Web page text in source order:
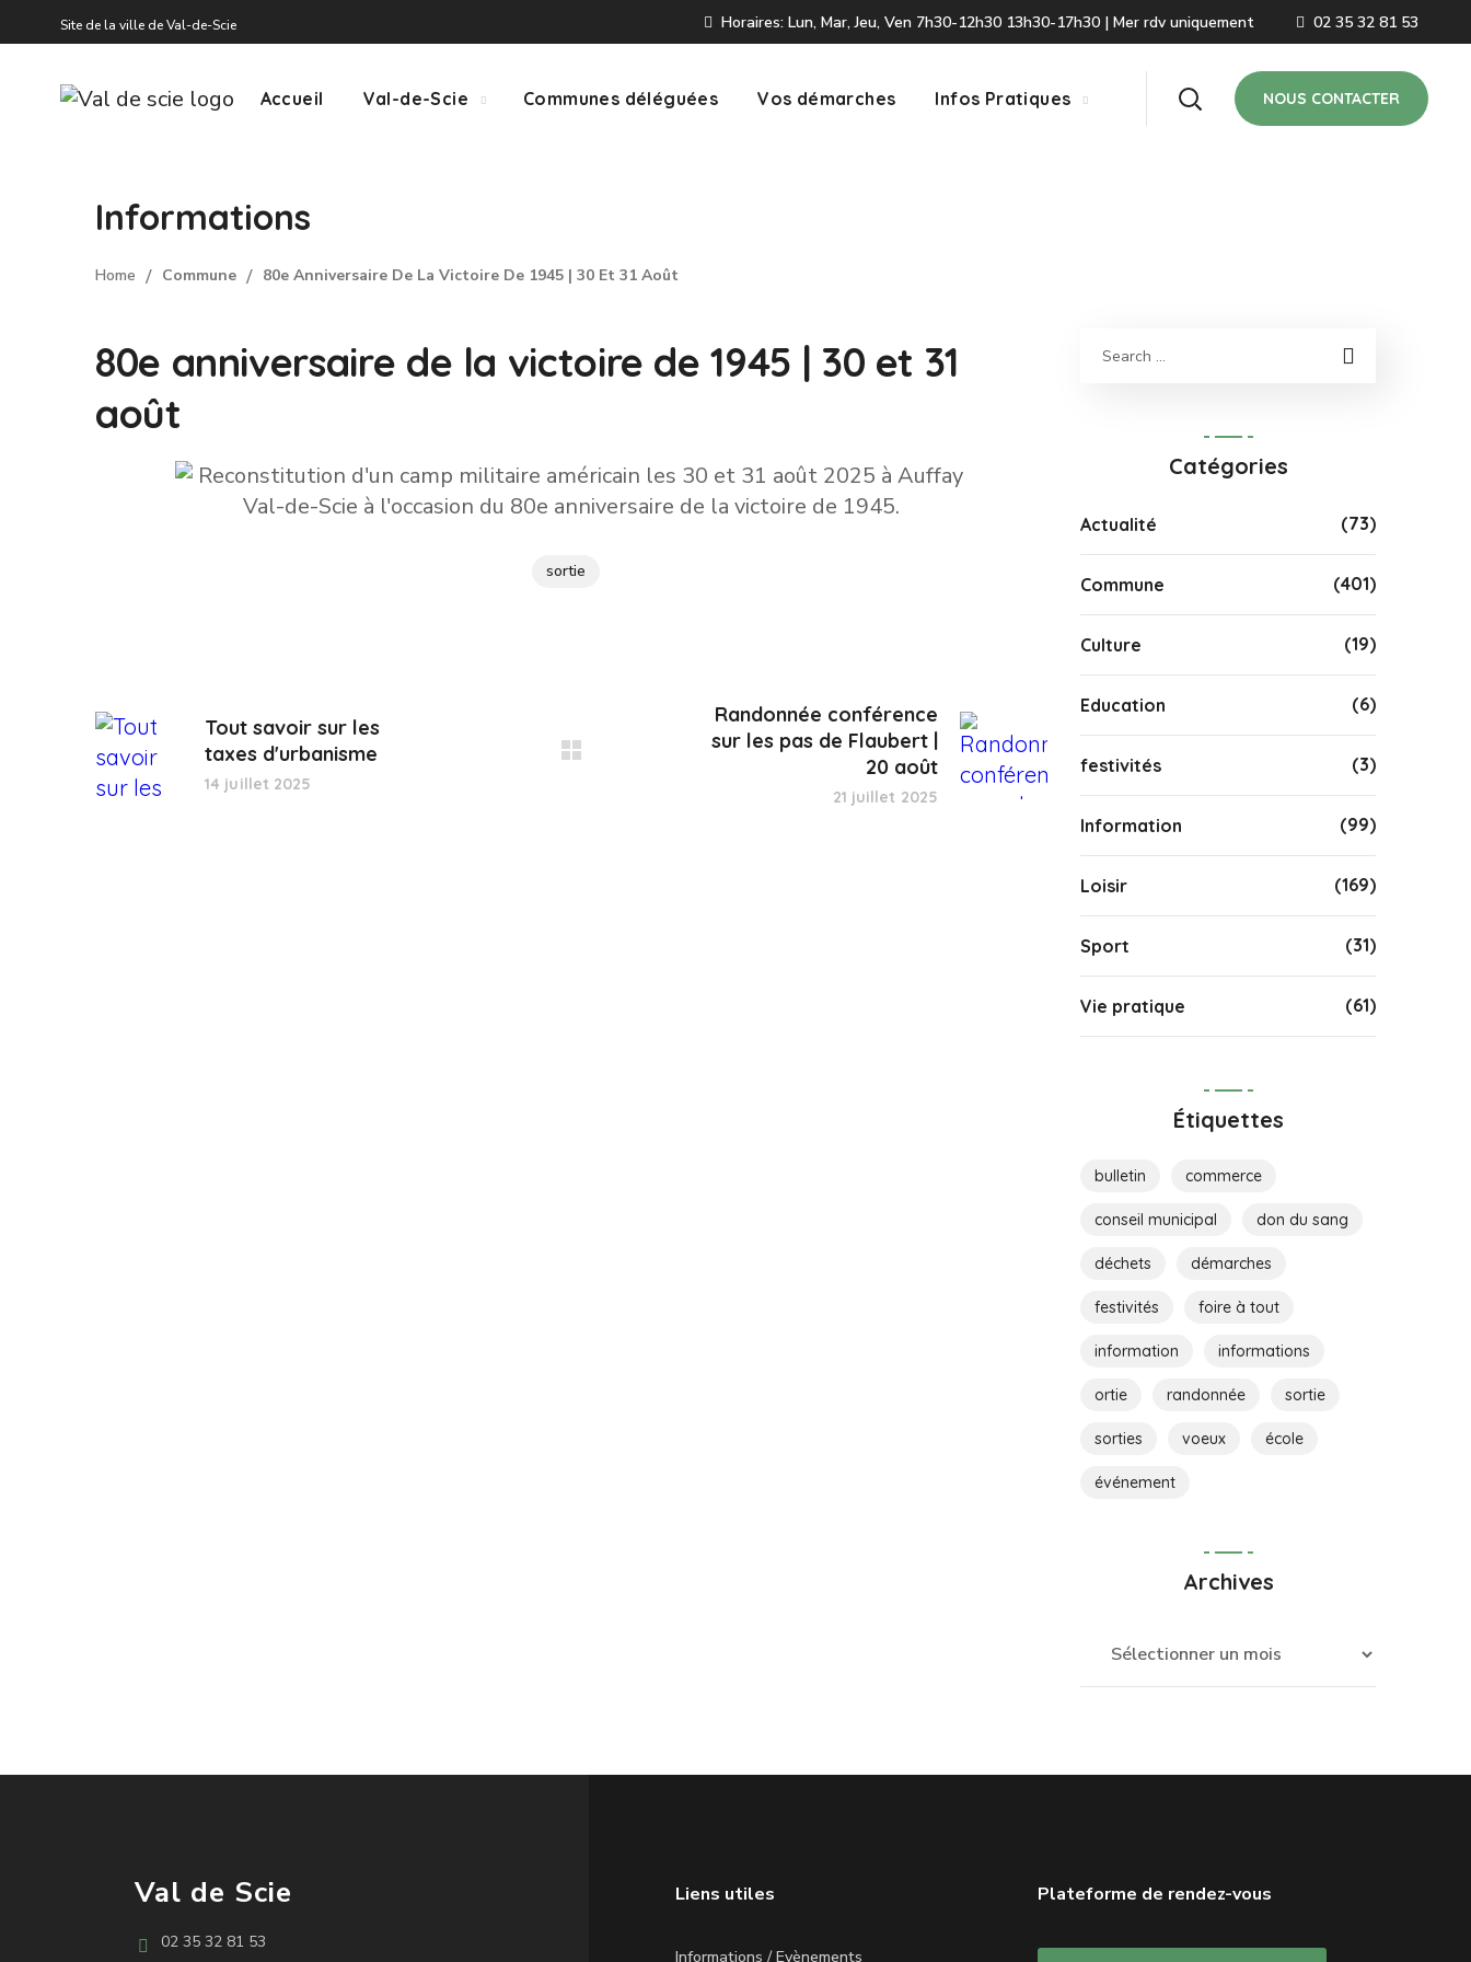
Site de la ville de Val-de-Scie Horaires: Lun, Mar, Jeu, Ven 7h30-12h30 13h30-17h30 | Mer rdv uniquement 02 35 32 81 53
Accueil Val-de-Scie Communes déléguées Vos démarches Infos Pratiques NOUS CONTACTER
Informations
Home Commune 80e Anniversaire De La Victoire De 1945 | 30 Et 31 Août
80e anniversaire de la victoire de 1945 | 30 et 31
août
sortie
Tout savoir sur les
taxes d'urbanisme
14 juillet 2025
Randonnée conférence
sur les pas de Flaubert |
20 août
21 juillet 2025
Catégories
Actualité (73)
Commune (401)
Culture (19)
Education (6)
festivités (3)
Information (99)
Loisir (169)
Sport (31)
Vie pratique (61)
Étiquettes
bulletin commerce
conseil municipal don du sang
déchets démarches
festivités foire à tout
information informations
ortie randonnée sortie
sorties voeux école
événement
Archives
Val de Scie
02 35 32 81 53
Liens utiles
Informations / Evènements
Plateforme de rendez-vous